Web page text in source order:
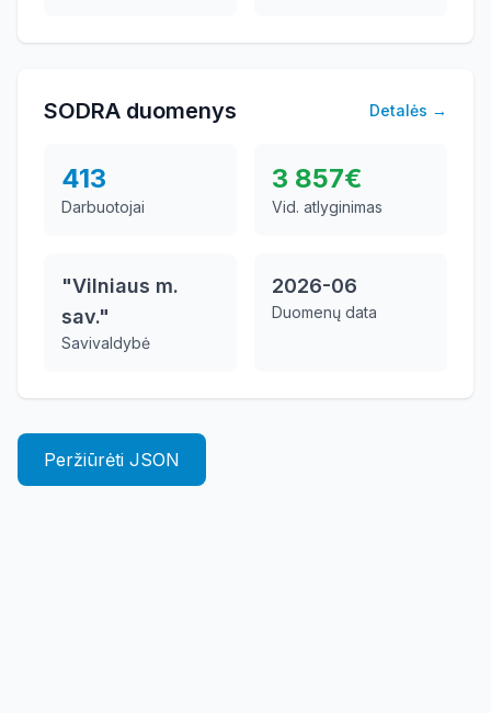
SODRA duomenys Detalės →
413
Darbuotojai
3 857€
Vid. atlyginimas
"Vilniaus m.
sav."
Savivaldybė
2026-06
Duomenų data
Peržiūrėti JSON